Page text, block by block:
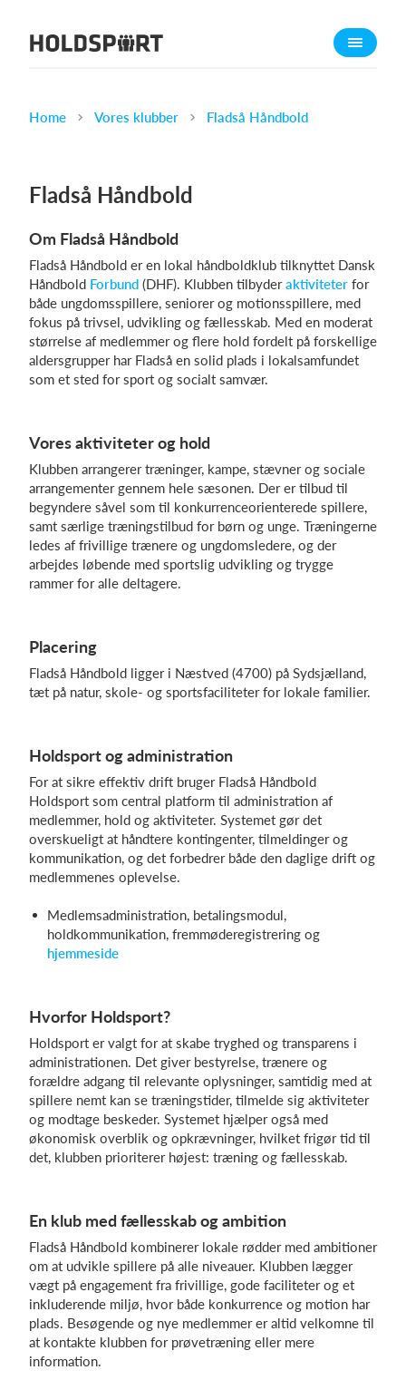
Om Holdsport
Kalender
Kontingentopkrævning
Hjemmeside
Webshop
Billetsystem
Log på
Home Vores klubber Fladså Håndbold
Fladså Håndbold
Om Fladså Håndbold
Fladså Håndbold er en lokal håndboldklub tilknyttet Dansk
Håndbold Forbund (DHF). Klubben tilbyderaktiviteter for
både ungdomsspillere, seniorer og motionsspillere, med
fokus på trivsel, udvikling og fællesskab. Med en moderat
størrelse af medlemmer og flere hold fordelt på forskellige
aldersgrupper har Fladså en solid plads i lokalsamfundet
som et sted for sport og socialt samvær.
Vores aktiviteter og hold
Klubben arrangerer træninger, kampe, stævner og sociale
arrangementer gennem hele sæsonen. Der er tilbud til
begyndere såvel som til konkurrenceorienterede spillere,
samt særlige træningstilbud for børn og unge. Træningerne
ledes af frivillige trænere og ungdomsledere, og der
arbejdes løbende med sportslig udvikling og trygge
rammer for alle deltagere.
Placering
Fladså Håndbold ligger i Næstved (4700) på Sydsjælland,
tæt på natur, skole- og sportsfaciliteter for lokale familier.
Holdsport og administration
For at sikre effektiv drift bruger Fladså Håndbold
Holdsport som central platform til administration af
medlemmer, hold og aktiviteter. Systemet gør det
overskueligt at håndtere kontingenter, tilmeldinger og
kommunikation, og det forbedrer både den daglige drift og
medlemmenes oplevelse.
Medlemsadministration, betalingsmodul,
holdkommunikation, fremmøderegistrering og
hjemmeside
Hvorfor Holdsport?
Holdsport er valgt for at skabe tryghed og transparens i
administrationen. Det giver bestyrelse, trænere og
forældre adgang til relevante oplysninger, samtidig med at
spillere nemt kan se træningstider, tilmelde sig aktiviteter
og modtage beskeder. Systemet hjælper også med
økonomisk overblik og opkrævninger, hvilket frigør tid til
det, klubben prioriterer højest: træning og fællesskab.
En klub med fællesskab og ambition
Fladså Håndbold kombinerer lokale rødder med ambitioner
om at udvikle spillere på alle niveauer. Klubben lægger
vægt på engagement fra frivillige, gode faciliteter og et
inkluderende miljø, hvor både konkurrence og motion har
plads. Besøgende og nye medlemmer er altid velkomne til
at kontakte klubben for prøvetræning eller mere
information.